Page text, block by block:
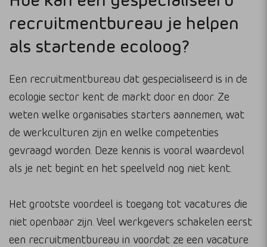
recruitmentbureau je helpen
als startende ecoloog?
Een recruitmentbureau dat gespecialiseerd is in de
ecologie sector kent de markt door en door. Ze
weten welke organisaties starters aannemen, wat
de werkculturen zijn en welke competenties
gevraagd worden. Deze kennis is vooral waardevol
als je net begint en het speelveld nog niet kent.
Het grootste voordeel is toegang tot vacatures die
niet openbaar zijn. Veel werkgevers schakelen eerst
een recruitmentbureau in voordat ze een vacature